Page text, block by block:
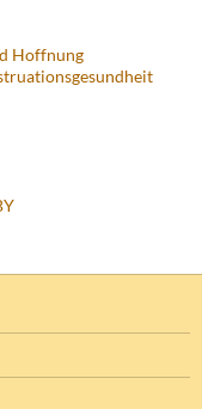
Hoffnung